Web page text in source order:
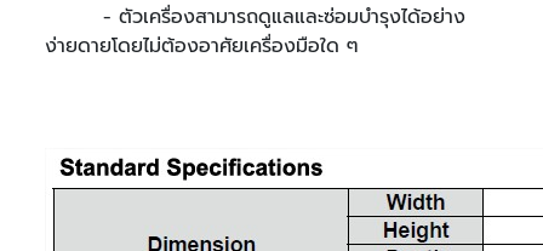
- ตัวเครื่องสามารถดูแลและซ่อมบำรุงได้อย่าง
ง่ายดายโดยไม่ต้องอาศัยเครื่องมือใด ๆ